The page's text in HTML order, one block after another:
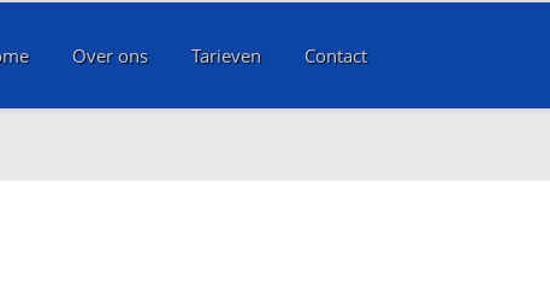
Over ons Tarieven Contact